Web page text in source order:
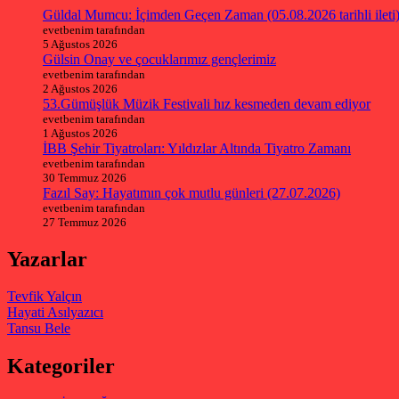
Güldal Mumcu: İçimden Geçen Zaman (05.08.2026 tarihli ileti)
evetbenim tarafından
5 Ağustos 2026
Gülsin Onay ve çocuklarımız gençlerimiz
evetbenim tarafından
2 Ağustos 2026
53.Gümüşlük Müzik Festivali hız kesmeden devam ediyor
evetbenim tarafından
1 Ağustos 2026
İBB Şehir Tiyatroları: Yıldızlar Altında Tiyatro Zamanı
evetbenim tarafından
30 Temmuz 2026
Fazıl Say: Hayatımın çok mutlu günleri (27.07.2026)
evetbenim tarafından
27 Temmuz 2026
Yazarlar
Tevfik Yalçın
Hayati Asılyazıcı
Tansu Bele
Kategoriler